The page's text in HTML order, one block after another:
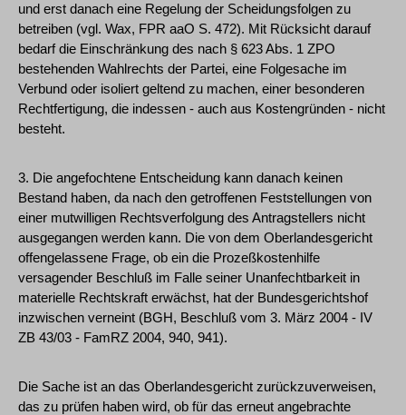
und erst danach eine Regelung der Scheidungsfolgen zu
betreiben (vgl. Wax, FPR aaO S. 472). Mit Rücksicht darauf
bedarf die Einschränkung des nach § 623 Abs. 1 ZPO
bestehenden Wahlrechts der Partei, eine Folgesache im
Verbund oder isoliert geltend zu machen, einer besonderen
Rechtfertigung, die indessen - auch aus Kostengründen - nicht
besteht.
3. Die angefochtene Entscheidung kann danach keinen
Bestand haben, da nach den getroffenen Feststellungen von
einer mutwilligen Rechtsverfolgung des Antragstellers nicht
ausgegangen werden kann. Die von dem Oberlandesgericht
offengelassene Frage, ob ein die Prozeßkostenhilfe
versagender Beschluß im Falle seiner Unanfechtbarkeit in
materielle Rechtskraft erwächst, hat der Bundesgerichtshof
inzwischen verneint (BGH, Beschluß vom 3. März 2004 - IV
ZB 43/03 - FamRZ 2004, 940, 941).
Die Sache ist an das Oberlandesgericht zurückzuverweisen,
das zu prüfen haben wird, ob für das erneut angebrachte